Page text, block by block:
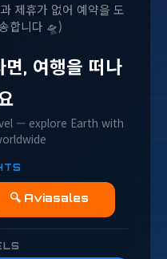
제휴가 없어 예약을 도
합니다 🛸)
, 여행을 떠나
— explore Earth with
🔍 Aviasales